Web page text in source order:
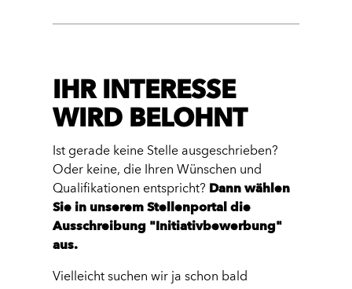
IHR INTERESSE
WIRD BELOHNT
Ist gerade keine Stelle ausgeschrieben?
Oder keine, die Ihren Wünschen und
Qualifikationen entspricht? Dann wählen
Sie in unserem Stellenportal die
Ausschreibung "Initiativbewerbung"
aus.
Vielleicht suchen wir ja schon bald